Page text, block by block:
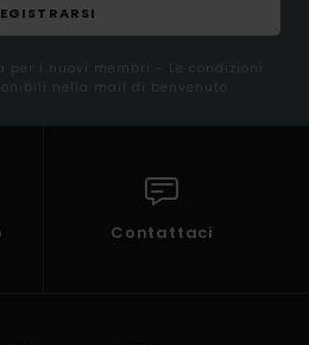
per i nuovi membri - Le condizioni
nella mail di benvenuto
Contattaci